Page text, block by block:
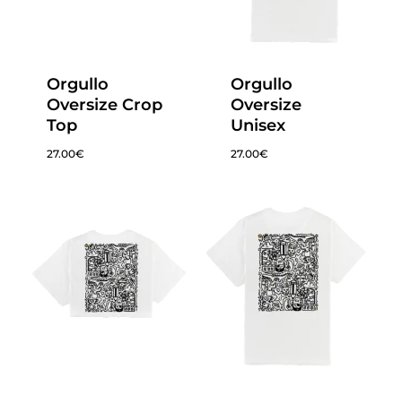
Orgullo
Oversize Crop
Top
27.00€
Orgullo
Oversize
Unisex
27.00€